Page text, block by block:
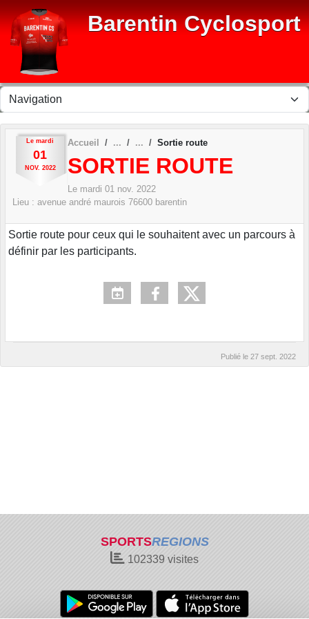
Barentin Cyclosport
Le mardi
01
NOV. 2022
Accueil Sortie route
SORTIE ROUTE
Le mardi 01 nov. 2022
Lieu : avenue andré maurois 76600 barentin
Sortie route pour ceux qui le souhaitent avec un parcours à
définir par les participants.
Publié le 27 sept. 2022
SPORTSREGIONS
102339 visites
Panneau de gestion des cookies